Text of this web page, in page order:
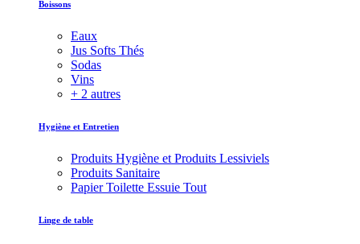
Boissons
Eaux
Jus Softs Thés
Sodas
Vins
+ 2 autres
Hygiène et Entretien
Produits Hygiène et Produits Lessiviels
Produits Sanitaire
Papier Toilette Essuie Tout
Linge de table